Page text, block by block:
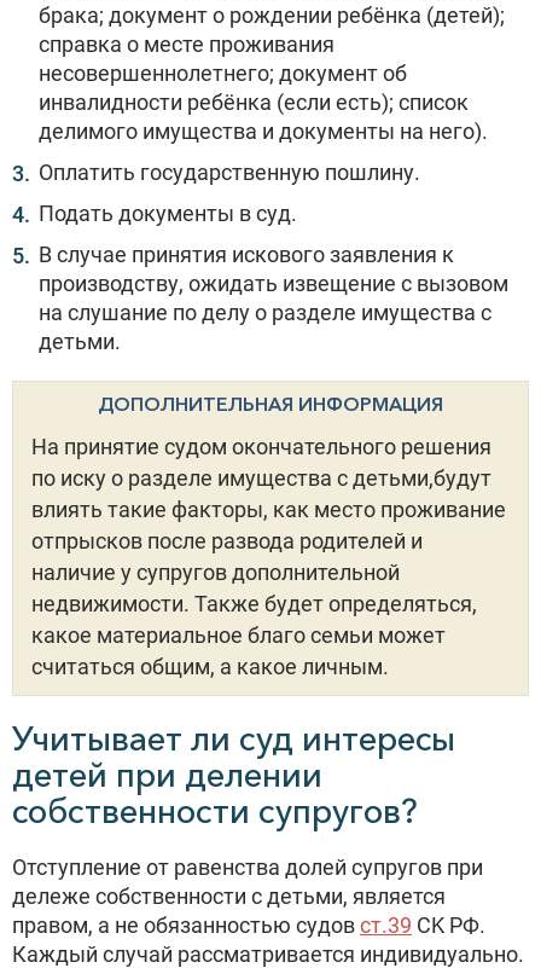
брака; документ о рождении ребёнка (детей);
справка о месте проживания
несовершеннолетнего; документ об
инвалидности ребёнка (если есть); список
делимого имущества и документы на него).
Оплатить государственную пошлину.
Подать документы в суд.
В случае принятия искового заявления к
производству, ожидать извещение с вызовом
на слушание по делу о разделе имущества с
детьми.
ДОПОЛНИТЕЛЬНАЯ ИНФОРМАЦИЯ
На принятие судом окончательного решения
по иску о разделе имущества с детьми,будут
влиять такие факторы, как место проживание
отпрысков после развода родителей и
наличие у супругов дополнительной
недвижимости. Также будет определяться,
какое материальное благо семьи может
считаться общим, а какое личным.
Учитывает ли суд интересы
детей при делении
собственности супругов?
Отступление от равенства долей супругов при
дележе собственности с детьми, является
правом, а не обязанностью судовст.39 CK РФ.
Каждый случай рассматривается индивидуально.